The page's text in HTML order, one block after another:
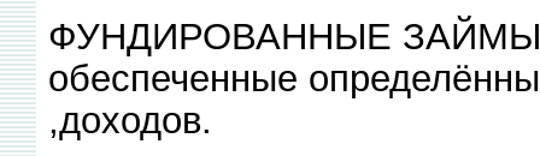
ФУНДИРОВАННЫЕ ЗАЙМЫ,
обеспеченные
,доходов.